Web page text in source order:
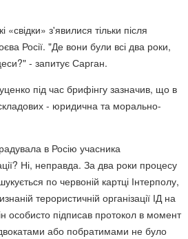
з'явилися тільки після
Росії. "Де вони були всі два роки,
- запитує Сарган.
під час брифінгу зазначив, що в
- юридична та морально-
в Росію учасника
Ні, неправда. За два роки процесу
по червоній картці Інтерполу,
терористичній організації ІД на
особисто підписав протокол в момент
або побратимами не було